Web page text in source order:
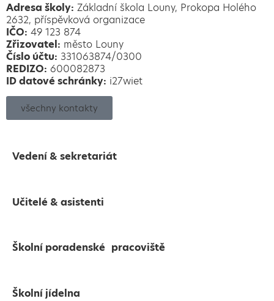
Adresa školy: Základní škola Louny, Prokopa Holého
2632, příspěvková organizace
IČO: 49 123 874
Zřizovatel: město Louny
Číslo účtu: 331063874/0300
REDIZO: 600082873
ID datové schránky: i27wiet
všechny kontakty
Vedení & sekretariát
Učitelé & asistenti
Školní poradenské pracoviště
Školní jídelna